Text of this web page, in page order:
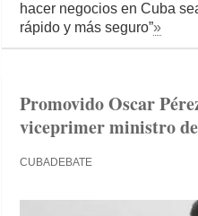
hacer negocios en Cuba
rápido y más seguro”»
Promovido Oscar
viceprimer ministro
CUBADEBATE